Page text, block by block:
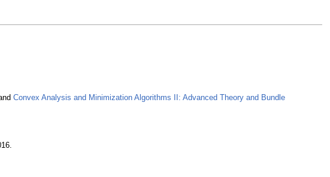
Convex Analysis and Minimization Algorithms II: Advanced Theory and Bundle